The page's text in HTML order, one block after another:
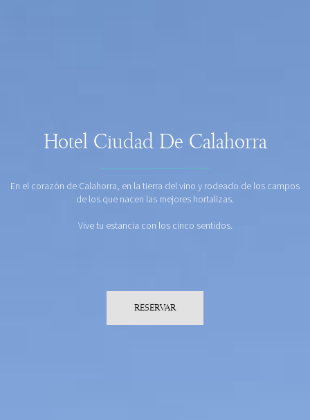
Hotel Ciudad De Calahorra
En el corazón de Calahorra, en la tierra del vino y rodeado de los campos
de los que nacen las mejores hortalizas.
Vive tu estancia con los cinco sentidos.
RESERVAR